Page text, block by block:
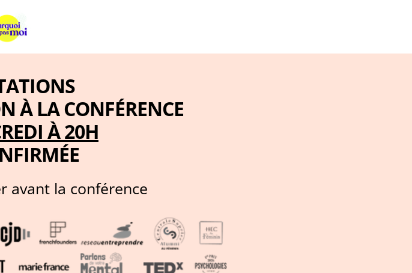
À LA CONFÉRENCE
À 20H
avant la conférence